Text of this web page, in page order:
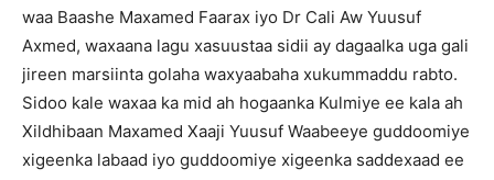
waa Baashe Maxamed Faarax iyo Dr Cali Aw Yuusuf
Axmed, waxaana lagu xasuustaa sidii ay dagaalka uga gali
jireen marsiinta golaha waxyaabaha xukummaddu rabto.
Sidoo kale waxaa ka mid ah hogaanka Kulmiye ee kala ah
Xildhibaan Maxamed Xaaji Yuusuf Waabeeye guddoomiye
xigeenka labaad iyo guddoomiye xigeenka saddexaad ee